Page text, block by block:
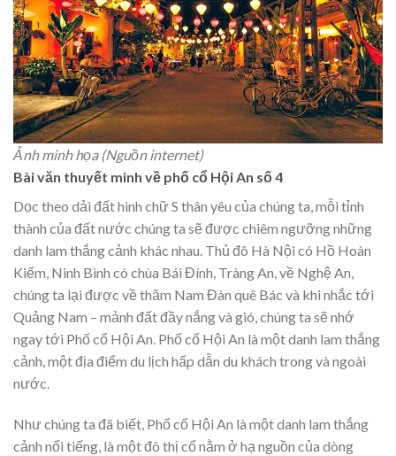
Ảnh minh họa (Nguồn internet)
Bài văn thuyết minh về phố cổ Hội An số 4
Dọc theo dải đất hình chữ S thân yêu của chúng ta, mỗi tỉnh
thành của đất nước chúng ta sẽ được chiêm ngưỡng những
danh lam thắng cảnh khác nhau. Thủ đô Hà Nội có Hồ Hoàn
Kiếm, Ninh Bình có chùa Bái Đính, Tràng An, về Nghệ An,
chúng ta lại được về thăm Nam Đàn quê Bác và khi nhắc tới
Quảng Nam – mảnh đất đầy nắng và gió, chúng ta sẽ nhớ
ngay tới Phố cổ Hội An. Phố cổ Hội An là một danh lam thắng
cảnh, một địa điểm du lịch hấp dẫn du khách trong và ngoài
nước.
Như chúng ta đã biết, Phố cổ Hội An là một danh lam thắng
cảnh nổi tiếng, là một đô thị cổ nằm ở hạ nguồn của dòng